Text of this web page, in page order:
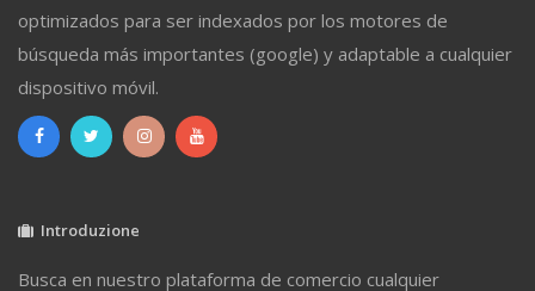
optimizados para ser indexados por los motores de
búsqueda más importantes (google) y adaptable a cualquier
dispositivo móvil.
Introduzione
Busca en nuestro plataforma de comercio cualquier